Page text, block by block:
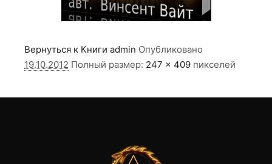
Вернуться к Книги admin Опубликовано
19.10.2012 Полный размер: 247 × 409 пикселей